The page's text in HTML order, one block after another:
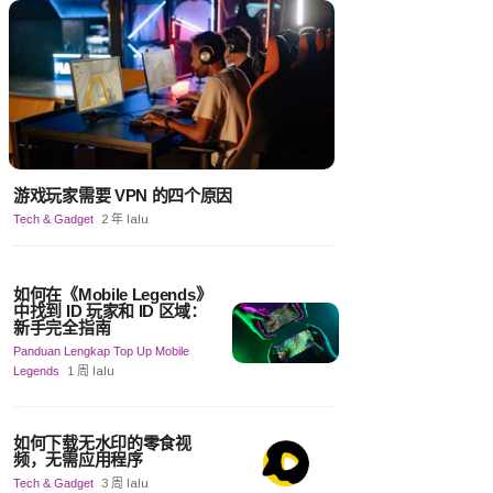
游戏玩家需要 VPN 的四个原因
Tech & Gadget 2 年 lalu
如何在《Mobile Legends》
中找到 ID 玩家和 ID 区域：
新手完全指南
Panduan Lengkap Top Up Mobile
Legends
1 周 lalu
如何下载无水印的零食视
频，无需应用程序
Tech & Gadget 3 周 lalu